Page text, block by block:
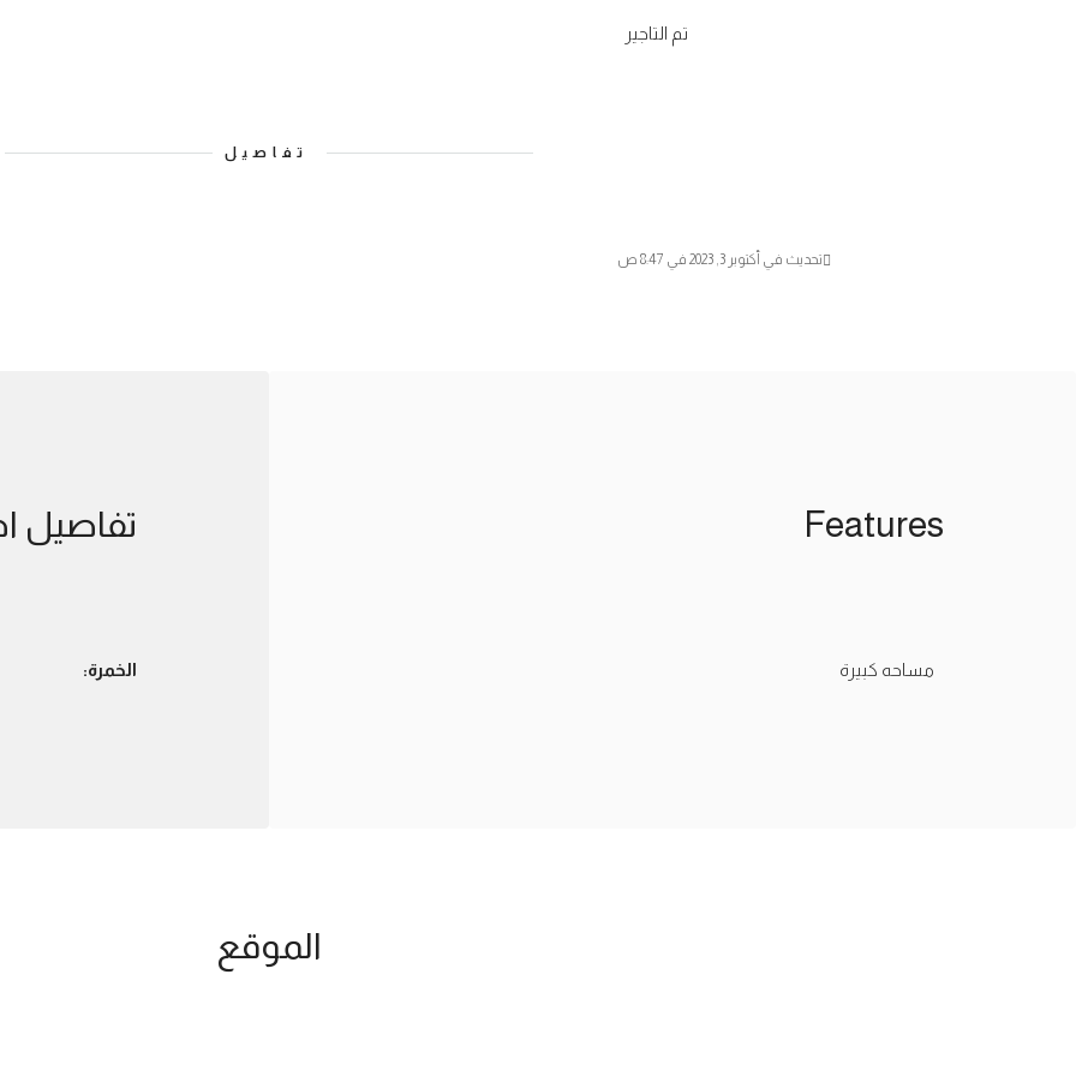
تم التاجير
تفاصيل
تحديث في أكتوبر 3, 2023 في 8:47 ص
Features
مساحه كبيرة
تفاصيل
الخمرة:
الموقع